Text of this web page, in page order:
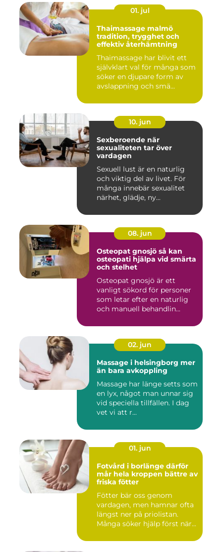
01. jul
Thaimassage malmö
tradition, trygghet och
effektiv återhämtning
Thaimassage har blivit ett
självklart val för många som
söker en djupare form av
avslappning och smä...
10. jun
Sexberoende när
sexualiteten tar över
vardagen
Sexuell lust är en naturlig
och viktig del av livet. För
många innebär sexualitet
närhet, glädje, ny...
08. jun
Osteopat gnosjö så kan
osteopati hjälpa vid smärta
och stelhet
Osteopat gnosjö är ett
vanligt sökord för personer
som letar efter en naturlig
och manuell behandlin...
02. jun
Massage i helsingborg mer
än bara avkoppling
Massage har länge setts som
en lyx, något man unnar sig
vid speciella tillfällen. I dag
vet vi att r...
01. jun
Fotvård i borlänge därför
mår hela kroppen bättre av
friska fötter
Fötter bär oss genom
vardagen, men hamnar ofta
längst ner på priolistan.
Många söker hjälp först när...